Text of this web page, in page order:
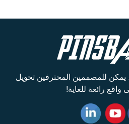
يمكن للمصممين المحترفين تحويل
واقع رائعة للغاية!